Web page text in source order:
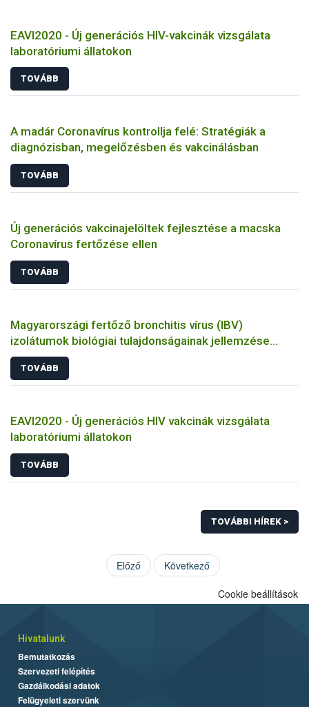
EAVI2020 - Új generációs HIV-vakcinák vizsgálata
laboratóriumi állatokon
TOVÁBB
A madár Coronavírus kontrollja felé: Stratégiák a
diagnózisban, megelőzésben és vakcinálásban
TOVÁBB
Új generációs vakcinajelöltek fejlesztése a macska
Coronavírus fertőzése ellen
TOVÁBB
Magyarországi fertőző bronchitis vírus (IBV)
izolátumok biológiai tulajdonságainak jellemzése
állatkísérletes és molekuláris biológiai eszközökkel
TOVÁBB
EAVI2020 - Új generációs HIV vakcinák vizsgálata
laboratóriumi állatokon
TOVÁBB
TOVÁBBI HÍREK >
Előző Következő
Cookie beállítások
Hivatalunk
Bemutatkozás
Szervezeti felépítés
Gazdálkodási adatok
Felügyeleti szervünk